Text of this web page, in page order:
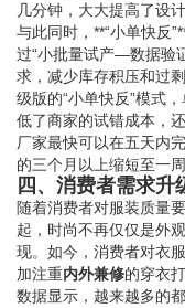
几分钟，大大提高了设计
与此同时，**“小单快反
过“小批量试产—数据验
求，减少库存积压和过
级版的“小单快反”模式
低了商家的试错成本，
厂家最快可以在五天内
的三个月以上缩短至一
四、消费者需求升
随着消费者对服装质量
起，时尚不再仅仅是外
现。如今，消费者对衣
加注重内外兼修的穿衣
数据显示，越来越多的